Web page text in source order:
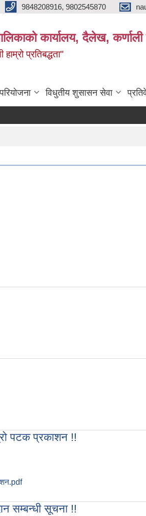
9848208916, 9802545870
कार्यालय, दैलेख,
प्रतिबद्धता"
विधुतीय शुसासन सेवा
पटक प्रकाशन !!
सम्बन्धी सूचना !!